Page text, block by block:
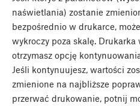
naświetlania) zostanie
bezpośrednio w drukarce,
wykroczy poza skalę. Drukarka
otrzymasz opcję
Jeśli kontynuujesz, wartości
zmienione na najbliższe
przerwać drukowanie, potnij